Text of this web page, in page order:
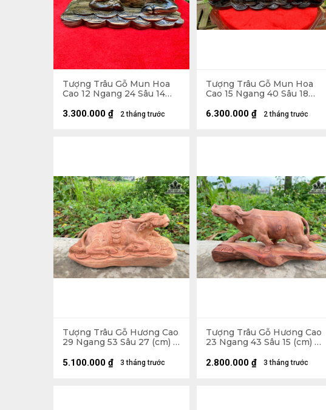
Tượng Trâu Gỗ Mun Hoa
Cao 12 Ngang 24 Sâu 14
2 tháng trước
3.300.000 ₫
Tượng Trâu Gỗ Mun Hoa
Cao 15 Ngang 40 Sâu 18
2 tháng trước
6.300.000 ₫
Tượng Trâu Gỗ Hương Cao
29 Ngang 53 Sâu 27 (cm) -
3 tháng trước
5.100.000 ₫
Tượng Trâu Gỗ Hương Cao
23 Ngang 43 Sâu 15 (cm) -
3 tháng trước
2.800.000 ₫